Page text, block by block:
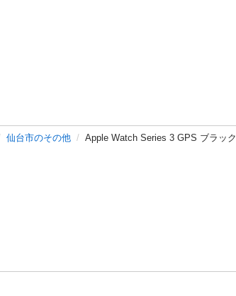
仙台市のその他 Apple Watch Series 3 GPS ブラック